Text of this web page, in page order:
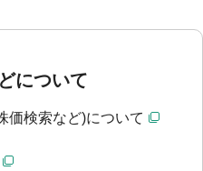
について
価検索など)について